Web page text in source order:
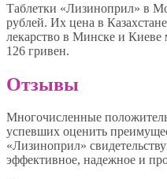
Таблетки «Лизиноприл» в
рублей. Их цена в
лекарство в Минске и Киеве
126 гривен.
Отзывы
Многочисленные
успевших оценить
«Лизиноприл»
эффективное, надежное и